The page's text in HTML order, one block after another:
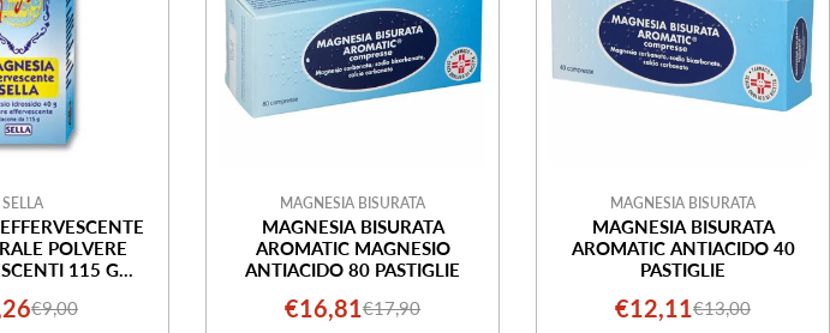
SELLA
POLVERE
115 G
Prezzo
Prezzo
€9,00
MAGNESIA BISURATA
MAGNESIA BISURATA
AROMATIC MAGNESIO
ANTIACIDO 80 PASTIGLIE
Prezzo
€16,81Prezzo
€17,90
MAGNESIA BISURATA
MAGNESIA BISURATA
AROMATIC ANTIACIDO 40
PASTIGLIE
Prezzo
€12,11Prezzo
€13,00